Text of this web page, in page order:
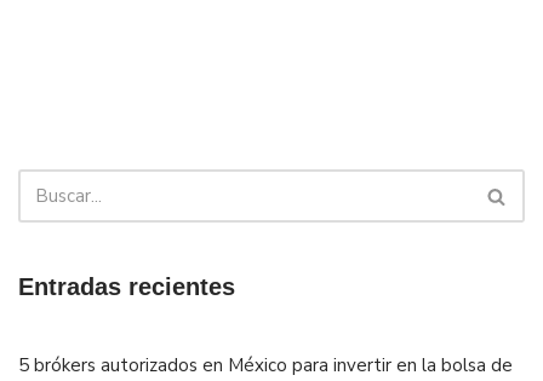
Entradas recientes
5 brókers autorizados en México para invertir en la bolsa de